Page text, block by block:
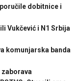
poručile dobitnice i
Vukčević i N1 Srbija
komunjarska banda
zaborava